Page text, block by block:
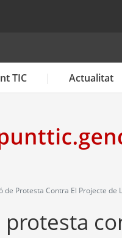
TIC Actualitat
de Protesta Contra El Projecte de
protesta